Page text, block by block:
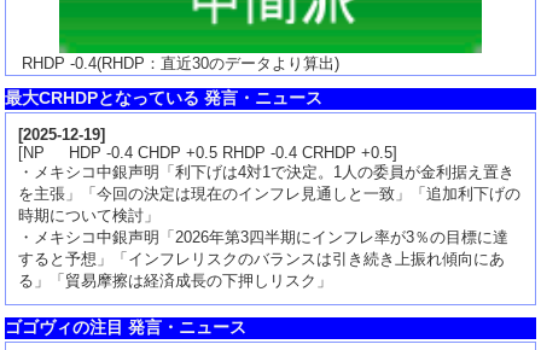
RHDP-0.4(RHDP：直近30のデータより算出)
最大CRHDPとなっている 発言・ニュース
[2025-12-19]
[NP HDP -0.4 CHDP +0.5 RHDP -0.4 CRHDP +0.5]
・メキシコ中銀声明「利下げは4対1で決定。1人の委員が金利据え置き
を主張」「今回の決定は現在のインフレ見通しと一致」「追加利下げの
時期について検討」
・メキシコ中銀声明「2026年第3四半期にインフレ率が3％の目標に達
すると予想」「インフレリスクのバランスは引き続き上振れ傾向にあ
る」「貿易摩擦は経済成長の下押しリスク」
ゴゴヴィの注目 発言・ニュース